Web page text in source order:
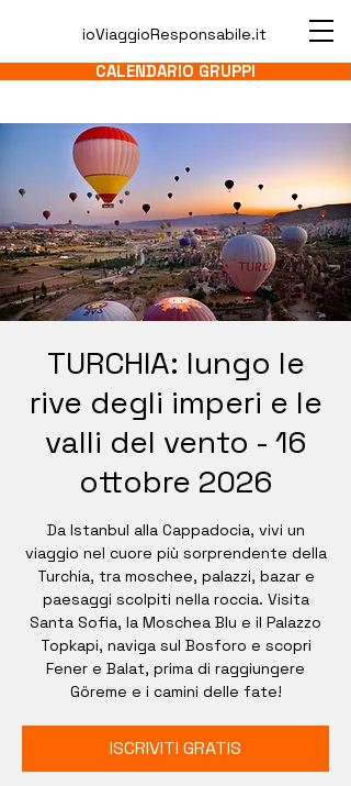
ioViaggioResponsabile.it
CALENDARIO GRUPPI
TURCHIA: lungo le
rive degli imperi e le
valli del vento - 16
ottobre 2026
Da Istanbul alla Cappadocia, vivi un
viaggio nel cuore più sorprendente della
Turchia, tra moschee, palazzi, bazar e
paesaggi scolpiti nella roccia. Visita
Santa Sofia, la Moschea Blu e il Palazzo
Topkapi, naviga sul Bosforo e scopri
Fener e Balat, prima di raggiungere
Göreme e i camini delle fate!
ISCRIVITI GRATIS